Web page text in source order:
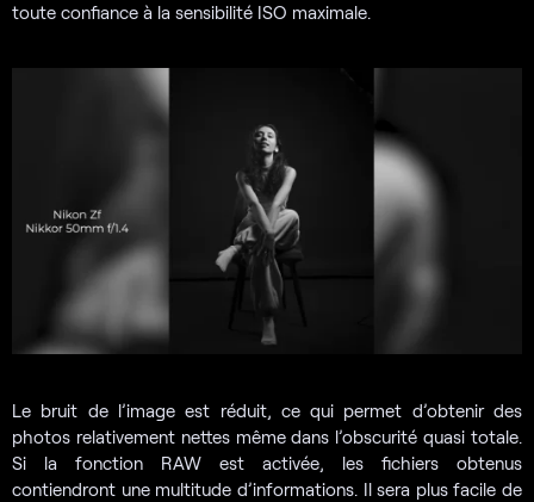
toute confiance à la sensibilité ISO maximale.
Le bruit de l’image est réduit, ce qui permet d’obtenir des
photos relativement nettes même dans l’obscurité quasi totale.
Si la fonction RAW est activée, les fichiers obtenus
contiendront une multitude d’informations. Il sera plus facile de